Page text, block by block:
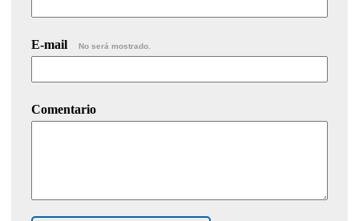
E-mail No será mostrado.
Comentario